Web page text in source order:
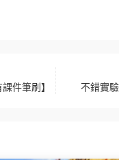
件筆刷】 不錯實